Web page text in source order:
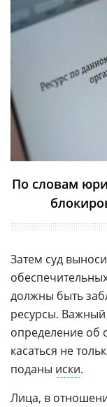
По словам
Затем суд
должны быть
ресурсы. Важный
определение об
касаться не
поданы иски.
Лица, в